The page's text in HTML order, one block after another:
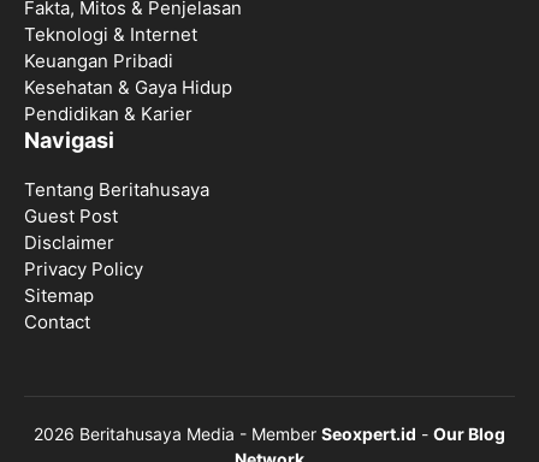
Fakta, Mitos & Penjelasan
Teknologi & Internet
Keuangan Pribadi
Kesehatan & Gaya Hidup
Pendidikan & Karier
Navigasi
Tentang Beritahusaya
Guest Post
Disclaimer
Privacy Policy
Sitemap
Contact
2026 Beritahusaya Media - Member Seoxpert.id - Our Blog